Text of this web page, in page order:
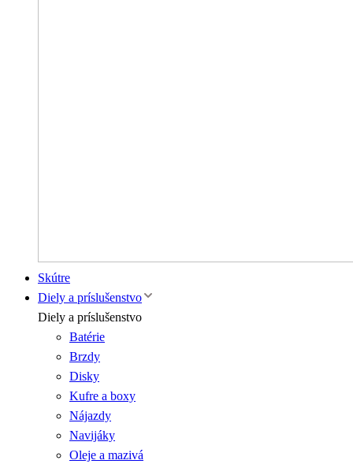
Skútre
Diely a príslušenstvo
Diely a príslušenstvo
Batérie
Brzdy
Disky
Kufre a boxy
Nájazdy
Navijáky
Oleje a mazivá